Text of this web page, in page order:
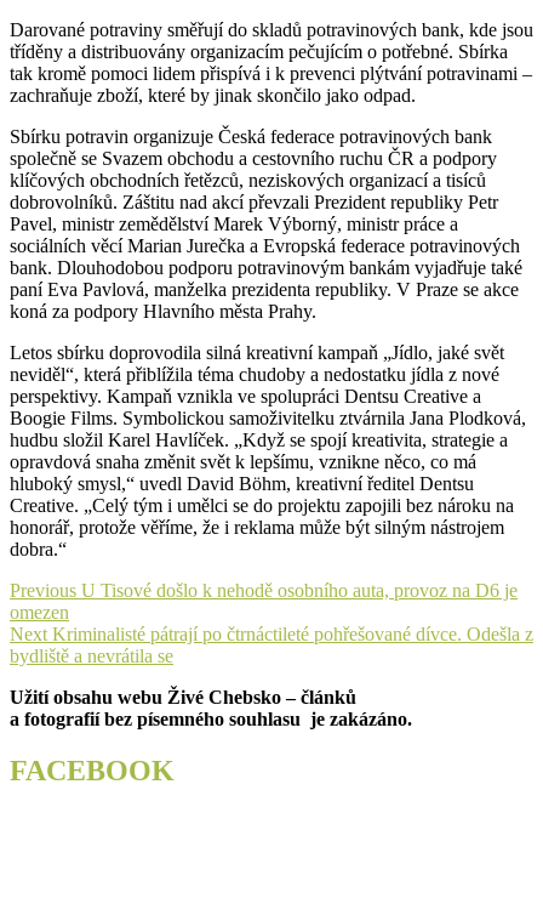
Darované potraviny směřují do skladů potravinových bank, kde jsou
tříděny a distribuovány organizacím pečujícím o potřebné. Sbírka
tak kromě pomoci lidem přispívá i k prevenci plýtvání potravinami –
zachraňuje zboží, které by jinak skončilo jako odpad.
Sbírku potravin organizuje Česká federace potravinových bank
společně se Svazem obchodu a cestovního ruchu ČR a podpory
klíčových obchodních řetězců, neziskových organizací a tisíců
dobrovolníků. Záštitu nad akcí převzali Prezident republiky Petr
Pavel, ministr zemědělství Marek Výborný, ministr práce a
sociálních věcí Marian Jurečka a Evropská federace potravinových
bank. Dlouhodobou podporu potravinovým bankám vyjadřuje také
paní Eva Pavlová, manželka prezidenta republiky. V Praze se akce
koná za podpory Hlavního města Prahy.
Letos sbírku doprovodila silná kreativní kampaň „Jídlo, jaké svět
neviděl“, která přiblížila téma chudoby a nedostatku jídla z nové
perspektivy. Kampaň vznikla ve spolupráci Dentsu Creative a
Boogie Films. Symbolickou samoživitelku ztvárnila Jana Plodková,
hudbu složil Karel Havlíček. „Když se spojí kreativita, strategie a
opravdová snaha změnit svět k lepšímu, vznikne něco, co má
hluboký smysl,“ uvedl David Böhm, kreativní ředitel Dentsu
Creative. „Celý tým i umělci se do projektu zapojili bez nároku na
honorář, protože věříme, že i reklama může být silným nástrojem
dobra.“
Navigace
pro
příspěvek
Previous Previous
U Tisové došlo k nehodě osobního auta, provoz na D6 je
omezen
Next Next
post:
Kriminalisté pátrají po čtrnáctileté pohřešované dívce. Odešla z
bydliště a nevrátila se
Užití obsahu webu Živé Chebsko – článků
a fotografií bez písemného souhlasu je zakázáno.
FACEBOOK